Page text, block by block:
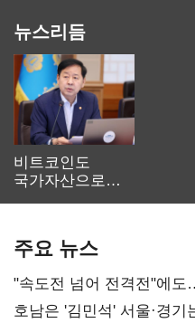
뉴스리듬
비트코인도
국가자산으로…'
주요 뉴스
"속도전 넘어 전격전"에
52시간까지 '뇌관'
호남은 '김민석' 서울·경